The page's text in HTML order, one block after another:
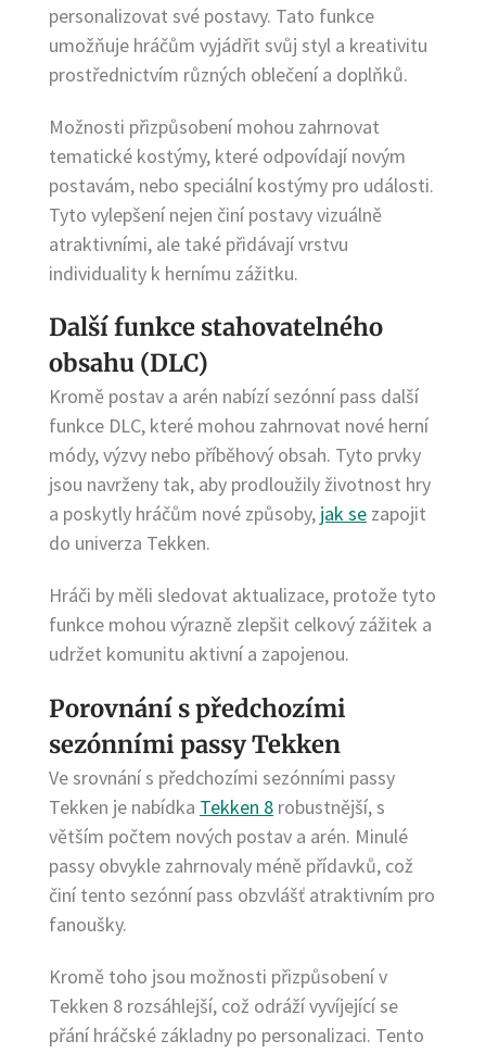
personalizovat své postavy. Tato funkce
umožňuje hráčům vyjádřit svůj styl a kreativitu
prostřednictvím různých oblečení a doplňků.
Možnosti přizpůsobení mohou zahrnovat
tematické kostýmy, které odpovídají novým
postavám, nebo speciální kostýmy pro události.
Tyto vylepšení nejen činí postavy vizuálně
atraktivními, ale také přidávají vrstvu
individuality k hernímu zážitku.
Další funkce stahovatelného
obsahu (DLC)
Kromě postav a arén nabízí sezónní pass další
funkce DLC, které mohou zahrnovat nové herní
módy, výzvy nebo příběhový obsah. Tyto prvky
jsou navrženy tak, aby prodloužily životnost hry
a poskytly hráčům nové způsoby, jak se zapojit
do univerza Tekken.
Hráči by měli sledovat aktualizace, protože tyto
funkce mohou výrazně zlepšit celkový zážitek a
udržet komunitu aktivní a zapojenou.
Porovnání s předchozími
sezónními passy Tekken
Ve srovnání s předchozími sezónními passy
Tekken je nabídka Tekken 8 robustnější, s
větším počtem nových postav a arén. Minulé
passy obvykle zahrnovaly méně přídavků, což
činí tento sezónní pass obzvlášť atraktivním pro
fanoušky.
Kromě toho jsou možnosti přizpůsobení v
Tekken 8 rozsáhlejší, což odráží vyvíjející se
přání hráčské základny po personalizaci. Tento